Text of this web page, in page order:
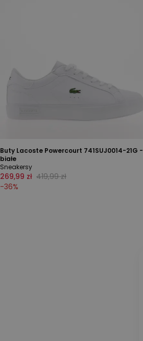
Buty Lacoste Powercourt 741SUJ0014-21G -
białe
Sneakersy
269,99 zł 419,99 zł
-36%